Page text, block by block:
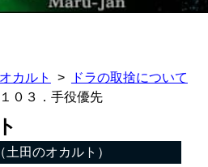
カルト
ドラの取捨について
１０３．手役優先
土田のオカルト）